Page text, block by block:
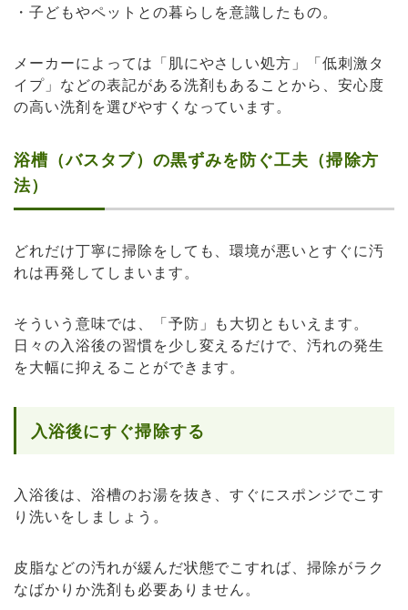
・子どもやペットとの暮らしを意識したもの。
メーカーによっては「肌にやさしい処方」「低刺激タ
イプ」などの表記がある洗剤もあることから、安心度
の高い洗剤を選びやすくなっています。
浴槽（バスタブ）の黒ずみを防ぐ工夫（掃除方
法）
どれだけ丁寧に掃除をしても、環境が悪いとすぐに汚
れは再発してしまいます。
そういう意味では、「予防」も大切ともいえます。
日々の入浴後の習慣を少し変えるだけで、汚れの発生
を大幅に抑えることができます。
入浴後にすぐ掃除する
入浴後は、浴槽のお湯を抜き、すぐにスポンジでこす
り洗いをしましょう。
皮脂などの汚れが緩んだ状態でこすれば、掃除がラク
なばかりか洗剤も必要ありません。